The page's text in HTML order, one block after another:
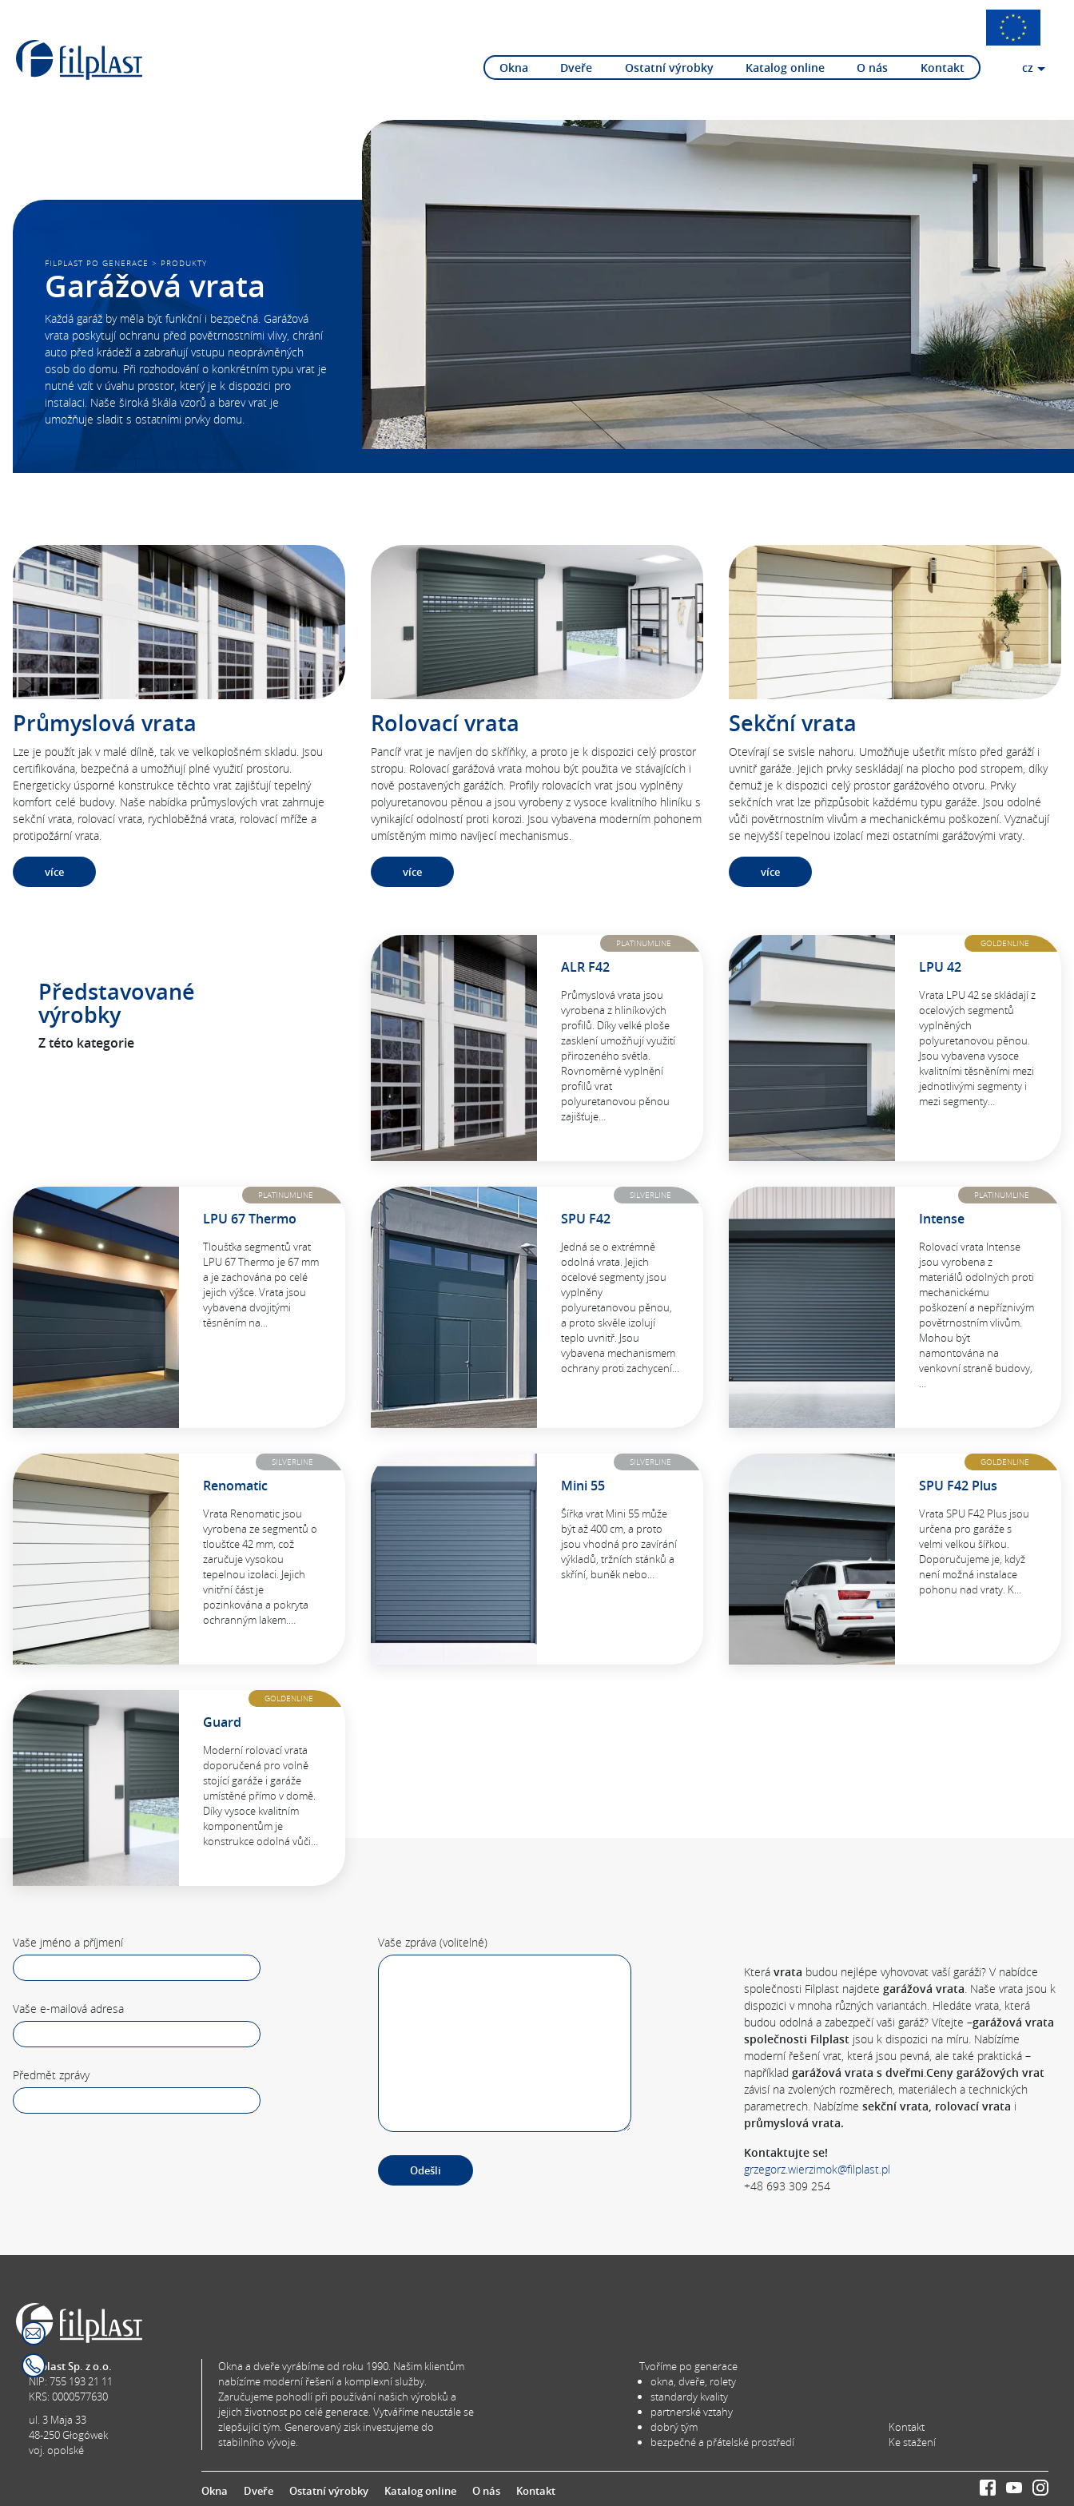
Okna Dveře Ostatní výrobky Katalog online O nás Kontakt cz
FILPLAST PO GENERACE > PRODUKTY
Garážová vrata
Každá garáž by měla být funkční i bezpečná. Garážová
vrata poskytují ochranu před povětrnostními vlivy, chrání
auto před krádeží a zabraňují vstupu neoprávněných
osob do domu. Při rozhodování o konkrétním typu vrat je
nutné vzít v úvahu prostor, který je k dispozici pro
instalaci. Naše široká škála vzorů a barev vrat je
umožňuje sladit s ostatními prvky domu.
Průmyslová vrata
Lze je použít jak v malé dílně, tak ve velkoplošném skladu. Jsou
certifikována, bezpečná a umožňují plné využití prostoru.
Energeticky úsporné konstrukce těchto vrat zajišťují tepelný
komfort celé budovy. Naše nabídka průmyslových vrat zahrnuje
sekční vrata, rolovací vrata, rychloběžná vrata, rolovací mříže a
protipožární vrata.
více
Rolovací vrata
Pancíř vrat je navíjen do skříňky, a proto je k dispozici celý prostor
stropu. Rolovací garážová vrata mohou být použita ve stávajících i
nově postavených garážích. Profily rolovacích vrat jsou vyplněny
polyuretanovou pěnou a jsou vyrobeny z vysoce kvalitního hliníku s
vynikající odolností proti korozi. Jsou vybavena moderním pohonem
umístěným mimo navíjecí mechanismus.
více
Sekční vrata
Otevírají se svisle nahoru. Umožňuje ušetřit místo před garáží i
uvnitř garáže. Jejich prvky seskládají na plocho pod stropem, díky
čemuž je k dispozici celý prostor garážového otvoru. Prvky
sekčních vrat lze přizpůsobit každému typu garáže. Jsou odolné
vůči povětrnostním vlivům a mechanickému poškození. Vyznačují
se nejvyšší tepelnou izolací mezi ostatními garážovými vraty.
více
Představované
výrobky
Z této kategorie
PLATINUMLINE
ALR F42
Průmyslová vrata jsou
vyrobena z hliníkových
profilů. Díky velké ploše
zasklení umožňují využití
přirozeného světla.
Rovnoměrné vyplnění
profilů vrat
polyuretanovou pěnou
zajišťuje…
GOLDENLINE
LPU 42
Vrata LPU 42 se skládají z
ocelových segmentů
vyplněných
polyuretanovou pěnou.
Jsou vybavena vysoce
kvalitními těsněními mezi
jednotlivými segmenty i
mezi segmenty…
PLATINUMLINE
LPU 67 Thermo
Tloušťka segmentů vrat
LPU 67 Thermo je 67 mm
a je zachována po celé
jejich výšce. Vrata jsou
vybavena dvojitými
těsněním na…
SILVERLINE
SPU F42
Jedná se o extrémně
odolná vrata. Jejich
ocelové segmenty jsou
vyplněny
polyuretanovou pěnou,
a proto skvěle izolují
teplo uvnitř. Jsou
vybavena mechanismem
ochrany proti zachycení…
PLATINUMLINE
Intense
Rolovací vrata Intense
jsou vyrobena z
materiálů odolných proti
mechanickému
poškození a nepříznivým
povětrnostním vlivům.
Mohou být
namontována na
venkovní straně budovy,
…
SILVERLINE
Renomatic
Vrata Renomatic jsou
vyrobena ze segmentů o
tloušťce 42 mm, což
zaručuje vysokou
tepelnou izolaci. Jejich
vnitřní část je
pozinkována a pokryta
ochranným lakem.…
SILVERLINE
Mini 55
Šířka vrat Mini 55 může
být až 400 cm, a proto
jsou vhodná pro zavírání
výkladů, tržních stánků a
skříní, buněk nebo…
GOLDENLINE
SPU F42 Plus
Vrata SPU F42 Plus jsou
určena pro garáže s
velmi velkou šířkou.
Doporučujeme je, když
není možná instalace
pohonu nad vraty. K…
GOLDENLINE
Guard
Moderní rolovací vrata
doporučená pro volně
stojící garáže i garáže
umístěné přímo v domě.
Díky vysoce kvalitním
komponentům je
konstrukce odolná vůči…
Vaše jméno a příjmení
Vaše e-mailová adresa
Předmět zprávy
Vaše zpráva (volitelné)
Která vrata budou nejlépe vyhovovat vaší garáži? V nabídce
společnosti Filplast najdete garážová vrata. Naše vrata jsou k
dispozici v mnoha různých variantách. Hledáte vrata, která
budou odolná a zabezpečí vaši garáž? Vítejte –garážová vrata
společnosti Filplastjsou k dispozici na míru. Nabízíme
moderní řešení vrat, která jsou pevná, ale také praktická –
například garážová vrata s dveřmi.Ceny garážových vrat
závisí na zvolených rozměrech, materiálech a technických
parametrech. Nabízíme sekční vrata, rolovací vrata i
průmyslová vrata.
Kontaktujte se!
grzegorz.wierzimok@filplast.pl
+48 693 309 254
Filplast Sp. z o.o.
NIP: 755 193 21 11
KRS: 0000577630
ul. 3 Maja 33
48-250 Głogówek
voj. opolské
Okna a dveře vyrábíme od roku 1990. Našim klientům
nabízíme moderní řešení a komplexní služby.
Zaručujeme pohodlí při používání našich výrobků a
jejich životnost po celé generace. Vytváříme neustále se
zlepšující tým. Generovaný zisk investujeme do
stabilního vývoje.
Tvoříme po generace
okna, dveře, rolety
standardy kvality
partnerské vztahy
dobrý tým
bezpečné a přátelské prostředí
Kontakt
Ke stažení
Okna Dveře Ostatní výrobky Katalog online O nás Kontakt